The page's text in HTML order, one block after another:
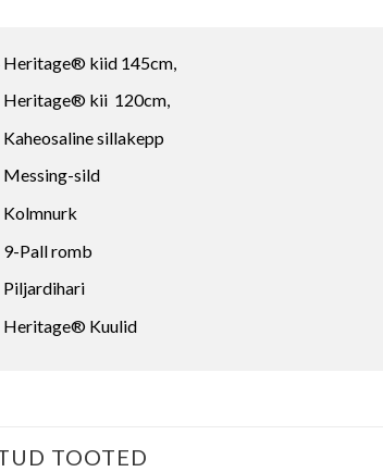
Heritage® kiid 145cm,
Heritage® kii 120cm,
Kaheosaline sillakepp
Messing-sild
Kolmnurk
9-Pall romb
Piljardihari
Heritage® Kuulid
TOOTED